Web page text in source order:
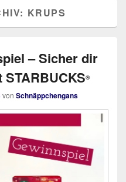
KRUPS
– Sicher dir
®
von Schnäppchengans